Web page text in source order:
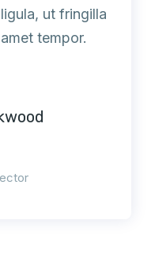
ut fringilla
tempor.